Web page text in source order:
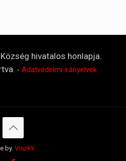
hivatalos honlapja.
- Adatvédelmi irányelvek
by. ViszkY